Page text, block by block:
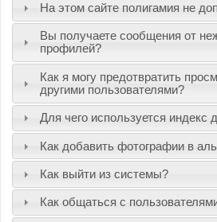
На этом сайте полигамия не
Вы получаете сообщения от
профилей?
Как я могу предотвратить
другими пользователями?
Для чего используется индекс
Как добавить фотографии в
Как выйти из системы?
Как общаться с